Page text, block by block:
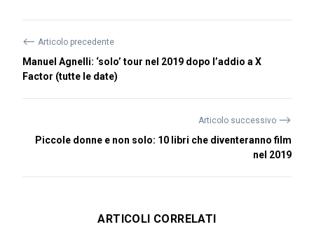
⟵ Articolo precedente
Manuel Agnelli: ‘solo’ tour nel 2019 dopo l’addio a X
Factor (tutte le date)
Articolo successivo ⟶
Piccole donne e non solo: 10 libri che diventeranno film
nel 2019
ARTICOLI CORRELATI